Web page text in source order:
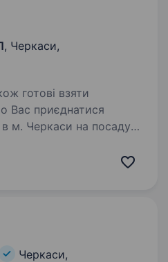
, Черкаси,
готові взяти
м. Черкаси на посаду
контроль квитків
Черкаси,